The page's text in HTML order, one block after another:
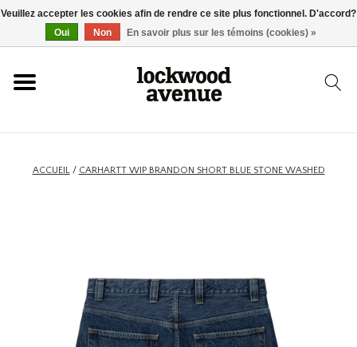
ACCUEIL
NOUVEAU
SKATEBOARD
ACCUEIL/ CARHARTT WIP BRANDON SHORT BLUE STONE WASHED
Veuillez accepter les cookies afin de rendre ce site plus fonctionnel. D'accord?
Oui
Non En savoir plus sur les témoins (cookies) »